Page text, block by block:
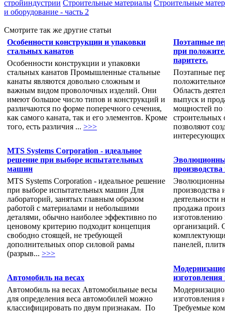
стройиндустрии Строительные материалы Строительные
и оборудование - часть 2
Смотрите так же другие статьи
Особенности конструкции и упаковки
стальных канатов
Особенности конструкции и упаковки
стальных канатов Промышленные стальные
канаты являются довольно сложным и
важным видом проволочных изделий. Они
имеют большое число типов и конструкций и
различаются по форме поперечного сечения,
как самого каната, так и его элементов. Кроме
того, есть различия ... >>>
MTS Systems Corporation - идеальное
решение при выборе испытательных
машин
MTS Systems Corporation - идеальное решение
при выборе испытательных машин Для
лабораторий, занятых главным образом
работой с материалами и небольшими
деталями, обычно наиболее эффективно по
ценовому критерию подходит концепция
свободно стоящей, не требующей
дополнительных опор силовой рамы
(разрыв... >>>
Автомобиль на весах
Автомобиль на весах Автомобильные весы
для определения веса автомобилей можно
классифицировать по двум признакам. По
Поэтапные
при
паритете.
Поэтапные
Область
выпуск и
мощностей по
позволяют
производства
продажа
изготовлению
организаций.
панелей,
изготовления
Требуемые